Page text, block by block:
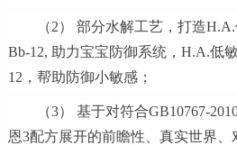
（2） 部分水解工艺，打造
Bb-12, 助力宝宝防御系统，H.A.低
12，帮助防御小敏感；
（3） 基于对符合GB10767-
恩3配方展开的前瞻性、真实世界